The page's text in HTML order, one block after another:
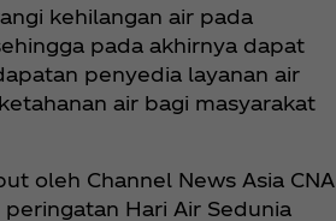
kehilangan air pada
pada akhirnya dapat
penyedia layanan air
air bagi masyarakat
oleh Channel News Asia CNA
Hari Air Sedunia